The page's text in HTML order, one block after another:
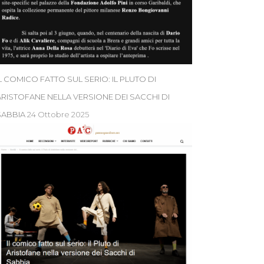
COMICO FATTO SUL SERIO: IL PLUTO DI
NELLA VERSIONE DEI SACCHI DI
24 Ottobre 2025